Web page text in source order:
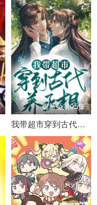
更新至第05集
我带超市穿到古代养丞相